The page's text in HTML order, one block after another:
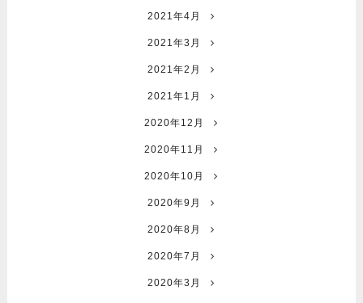
2021年4月
2021年3月
2021年2月
2021年1月
2020年12月
2020年11月
2020年10月
2020年9月
2020年8月
2020年7月
2020年3月